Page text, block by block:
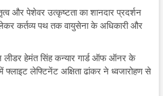
और पेशेवर उत्कृष्टता का शानदार प्रदर्शन
लेकर कर्तव्य पथ तक वायुसेना के अधिकारी और
लीडर हेमंत सिंह कन्यार गार्ड ऑफ ऑनर के
फ्लाइट लेफ्टिनेंट अक्षिता ढांकर ने ध्वजारोहण से